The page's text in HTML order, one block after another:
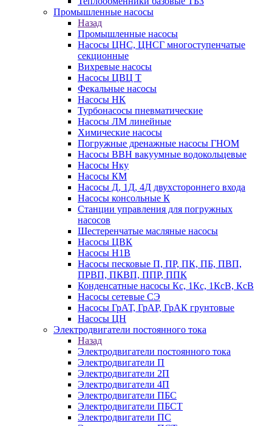
Промышленные насосы
Назад
Промышленные насосы
Насосы ЦНС, ЦНСГ многоступенчатые
секционные
Вихревые насосы
Насосы ЦВЦ Т
Фекальные насосы
Насосы НК
Турбонасосы пневматические
Насосы ЛМ линейные
Химические насосы
Погружные дренажные насосы ГНОМ
Насосы ВВН вакуумные водокольцевые
Насосы Нку
Насосы КМ
Насосы Д, 1Д, 4Д двухстороннего входа
Насосы консольные К
Станции управления для погружных
насосов
Шестеренчатые масляные насосы
Насосы ЦВК
Насосы Н1В
Насосы песковые П, ПР, ПК, ПБ, ПВП,
ПРВП, ПКВП, ППР, ППК
Конденсатные насосы Кс, 1Кс, 1КсВ, КсВ
Насосы сетевые СЭ
Насосы ГрАТ, ГрАР, ГрАК грунтовые
Насосы ЦН
Электродвигатели постоянного тока
Назад
Электродвигатели постоянного тока
Электродвигатели П
Электродвигатели 2П
Электродвигатели 4П
Электродвигатели ПБС
Электродвигатели ПБСТ
Электродвигатели ПС